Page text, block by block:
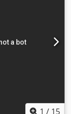
1 / 15